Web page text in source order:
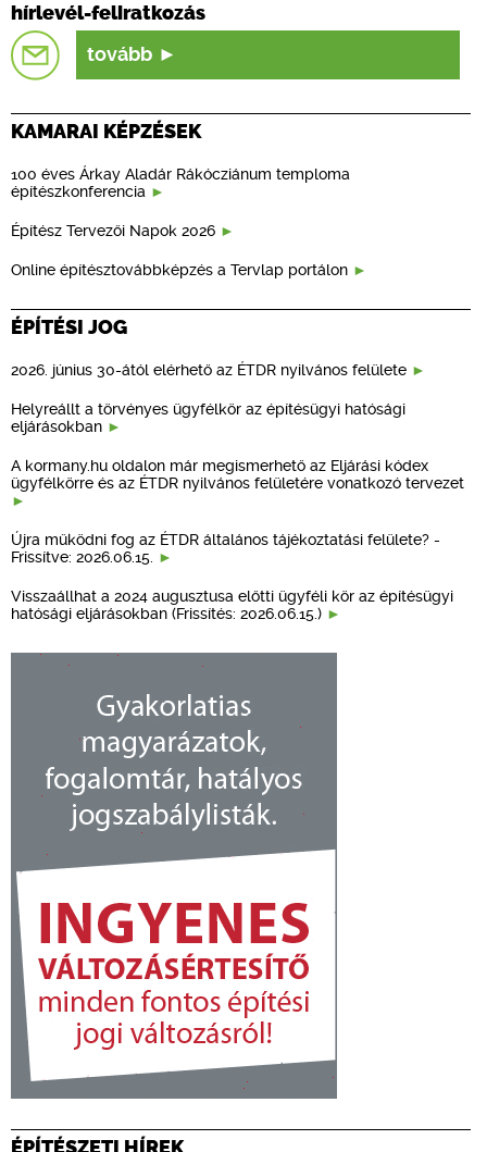
hírlevél-feliratkozás
tovább
KAMARAI KÉPZÉSEK
100 éves Árkay Aladár Rákócziánum temploma
építészkonferencia
Építész Tervezői Napok 2026
Online építésztovábbképzés a Tervlap portálon
ÉPÍTÉSI JOG
2026. június 30-ától elérhető az ÉTDR nyilvános felülete
Helyreállt a törvényes ügyfélkör az építésügyi hatósági
eljárásokban
A kormany.hu oldalon már megismerhető az Eljárási kódex
ügyfélkörre és az ÉTDR nyilvános felületére vonatkozó tervezet
Újra működni fog az ÉTDR általános tájékoztatási felülete? -
Frissítve: 2026.06.15.
Visszaállhat a 2024 augusztusa előtti ügyféli kör az építésügyi
hatósági eljárásokban (Frissítés: 2026.06.15.)
ÉPÍTÉSZETI HÍREK